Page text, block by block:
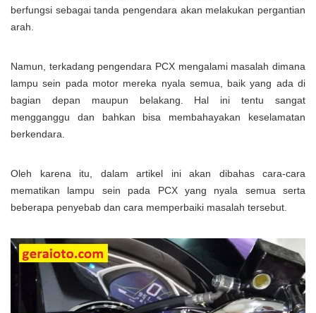
berfungsi sebagai tanda pengendara akan melakukan pergantian
arah.
Namun, terkadang pengendara PCX mengalami masalah dimana
lampu sein pada motor mereka nyala semua, baik yang ada di
bagian depan maupun belakang. Hal ini tentu sangat
mengganggu dan bahkan bisa membahayakan keselamatan
berkendara.
Oleh karena itu, dalam artikel ini akan dibahas cara-cara
mematikan lampu sein pada PCX yang nyala semua serta
beberapa penyebab dan cara memperbaiki masalah tersebut.